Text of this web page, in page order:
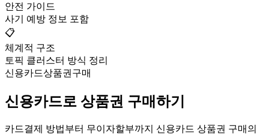
안전 가이드
사기 예방 정보 포함
📋
체계적 구조
토픽 클러스터 방식 정리
신용카드상품권구매
신용카드로 상품권 구매하기
카드결제 방법부터 무이자할부까지 신용카드 상품권 구매의